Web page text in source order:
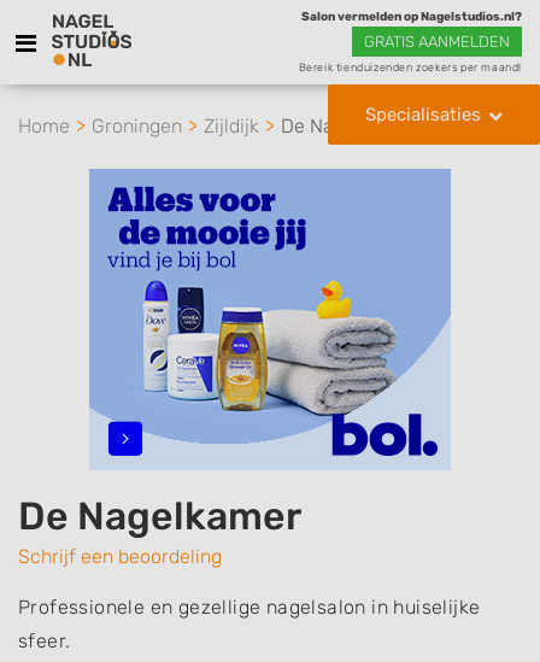
Salon vermelden op Nagelstudios.nl?
GRATIS AANMELDEN
Bereik tienduizenden zoekers per maand!
Specialisaties
Home Groningen Zijldijk De Nagelkamer
De Nagelkamer
Schrijf een beoordeling
Professionele en gezellige nagelsalon in huiselijke
sfeer.